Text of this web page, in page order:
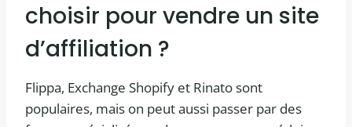
choisir pour vendre un site
d’affiliation ?
Flippa, Exchange Shopify et Rinato sont
populaires, mais on peut aussi passer par des